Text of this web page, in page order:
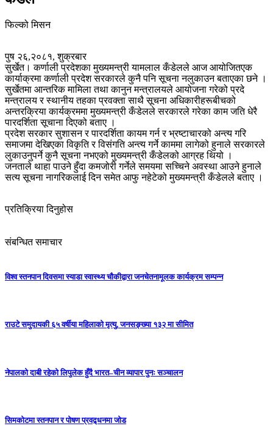
फिल्को मिसन
पुष २६,२०८१, शुक्रबार
सुर्खेत। कर्णाली प्रदेशका मुख्यमन्त्री यामलाल कँडेलले आज आयोजितएक
कार्याक्रमा कर्णाली प्रदेश सरकारले कुनै पनि सूचना नलुकाउन बताएका छने ।
सुर्खेतमा आन्तरिक मामिला तथा कानुन मन्त्रालयले आयोजना गरेको प्रदे
मन्त्रालय र स्थानीय तहका प्रवक्ता साथै सूचना अधिकारीहरूबीचको
अन्तरक्रिया कार्यक्रममा मुख्यमन्त्री कँडेलले सरकारले गरेका काम जति धेरै
पारदर्शिता सूचाना दिएको बताए ।
प्रदेश सरकार सुशासन र पारदर्शिता कायम गर्न र भ्रष्टाचारको अन्त्य गरि
समाजमा देखिएका विकृति र विसंगति अन्त्य गर्ने काममा लागेको हुनाले सरकारले
लुकाउनुपर्ने कुनै सूचना नभएको मुख्यमन्त्री कँडेलको आग्रह थियो ।
जनताले थाहा पाउने हुँदा कमजोरी गर्नेले समयमा सच्चिने अवस्था आउने हुनाले
सत्य सूचना नागरिकलाई दिन समेत आफु नहेटेको मुख्यमन्त्री कँडेलले बताए ।
प्रतिक्रिया दिनुहोस
संबन्धित समाचार
विश्व स्तनपान दिवसमा स्याडा स्वास्थ्य चौकीद्वारा जनचेतनामूलक कार्यक्रम सम्पन्न
राउटे समुदायकी ६५ वर्षीया महिलाको मृत्यु, जनसङ्ख्या १३२ मा सीमित
नेपालको दाबी रहेको लिपुलेक हुँदै भारत–चीन व्यापार पुनः सञ्चालन
सिमकोटमा स्तनपान र पोषण प्रवद्र्धनमा जोड